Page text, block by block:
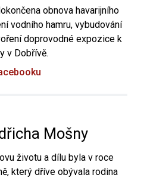
obnova havarijního
vodního hamru, vybudování
doprovodné expozice k
v Dobřívě.
Mošny
životu a dílu byla v roce
který dříve obývala rodina